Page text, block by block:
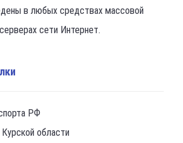
в любых средствах массовой
сети Интернет.
РФ
области